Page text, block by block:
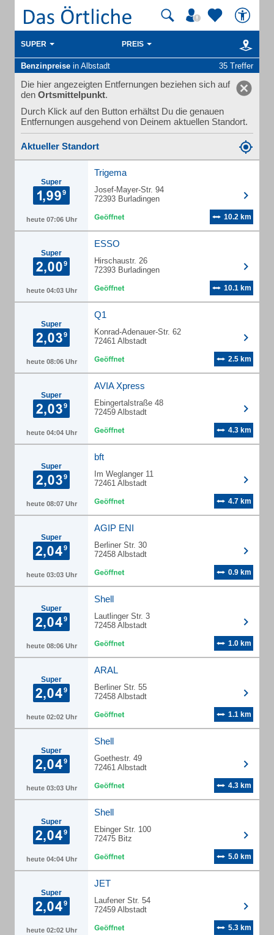
SUPER PREIS
Benzinpreise in Albstadt 35 Treffer
Die hier angezeigten Entfernungen beziehen sich auf
den Ortsmittelpunkt.
Durch Klick auf den Button erhältst Du die genauen
Entfernungen ausgehend von Deinem aktuellen Standort.
Aktueller Standort
Super
heute 07:06 Uhr
Trigema
Josef-Mayer-Str. 94
72393 Burladingen
10.2 km
Super
heute 04:03 Uhr
ESSO
Hirschaustr. 26
72393 Burladingen
10.1 km
Super
heute 08:06 Uhr
Q1
Konrad-Adenauer-Str. 62
72461 Albstadt
2.5 km
Super
heute 04:04 Uhr
AVIA Xpress
Ebingertalstraße 48
72459 Albstadt
4.3 km
Super
heute 08:07 Uhr
bft
Im Weglanger 11
72461 Albstadt
4.7 km
Super
heute 03:03 Uhr
AGIP ENI
Berliner Str. 30
72458 Albstadt
0.9 km
Super
heute 08:06 Uhr
Shell
Lautlinger Str. 3
72458 Albstadt
1.0 km
Super
heute 02:02 Uhr
ARAL
Berliner Str. 55
72458 Albstadt
1.1 km
Super
heute 03:03 Uhr
Shell
Goethestr. 49
72461 Albstadt
4.3 km
Super
heute 04:04 Uhr
Shell
Ebinger Str. 100
72475 Bitz
5.0 km
Super
heute 02:02 Uhr
JET
Laufener Str. 54
72459 Albstadt
5.3 km